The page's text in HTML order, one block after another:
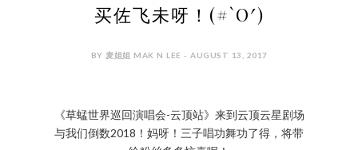
买佐飞未呀！(#`O′)
BY 麦姐姐 MAK N LEE - AUGUST 13, 2017
《草蜢世界巡回演唱会-云顶站》来到云顶云星剧场
与我们倒数2018！妈呀！三子唱功舞功了得，将带